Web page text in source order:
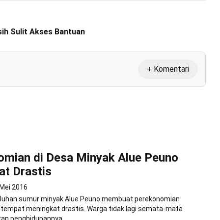
Sulit Akses Bantuan
+ Komentari
di Desa Minyak Alue Peuno
Drastis
2016
sumur minyak Alue Peuno membuat perekonomian
meningkat drastis. Warga tidak lagi semata-mata